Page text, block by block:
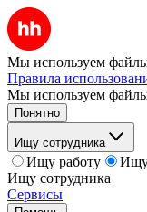
Мы используем файлы
Правила
Мы используем
Понятно
Ищу сотрудника
Ищу работу
Ищу
Ищу сотрудника
Сервисы